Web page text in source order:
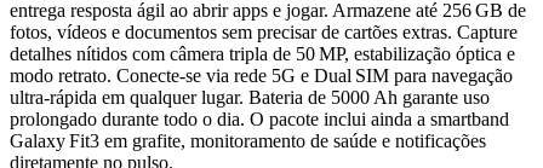
entrega resposta ágil ao abrir apps e jogar. Armazene até 256 GB de
fotos, vídeos e documentos sem precisar de cartões extras. Capture
detalhes nítidos com câmera tripla de 50 MP, estabilização óptica e
modo retrato. Conecte‑se via rede 5G e Dual SIM para navegação
ultra‑rápida em qualquer lugar. Bateria de 5000 Ah garante uso
prolongado durante todo o dia. O pacote inclui ainda a smartband
Galaxy Fit3 em grafite, monitoramento de saúde e notificações
diretamente no pulso.